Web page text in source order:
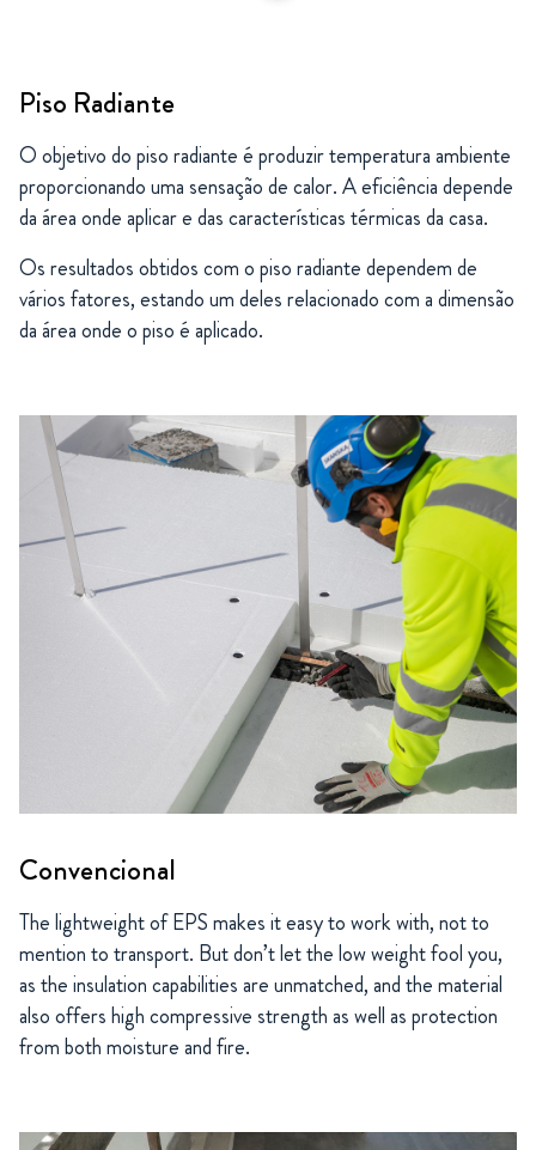
Piso Radiante
O objetivo do piso radiante é produzir temperatura ambiente
proporcionando uma sensação de calor. A eficiência depende
da área onde aplicar e das características térmicas da casa.
Os resultados obtidos com o piso radiante dependem de
vários fatores, estando um deles relacionado com a dimensão
da área onde o piso é aplicado.
Convencional
The lightweight of EPS makes it easy to work with, not to
mention to transport. But don’t let the low weight fool you,
as the insulation capabilities are unmatched, and the material
also offers high compressive strength as well as protection
from both moisture and fire.